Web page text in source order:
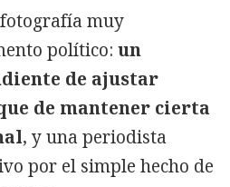
muy
político: un
de ajustar
de mantener cierta
, y una periodista
por el simple hecho de